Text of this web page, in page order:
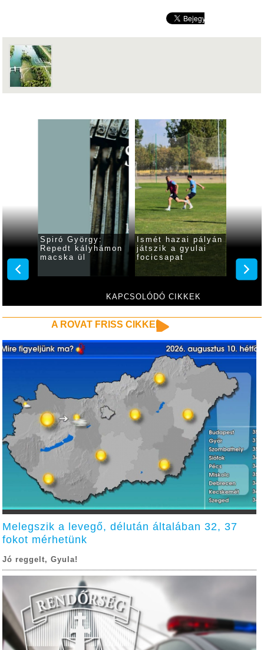
KAPCSOLÓDÓ CIKKEK
én a
Spiró György:
Repedt kályhámon
macska ül
Ismét hazai pályán
játszik a gyulai
focicsapat
várják
A ROVAT FRISS CIKKEI
Melegszik a levegő, délután általában 32, 37
fokot mérhetünk
Jó reggelt, Gyula!